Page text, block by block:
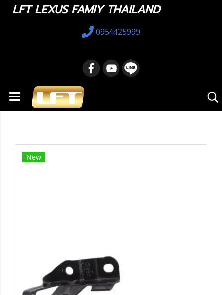
LFT LEXUS FAMIY THAILAND
0954425999
New